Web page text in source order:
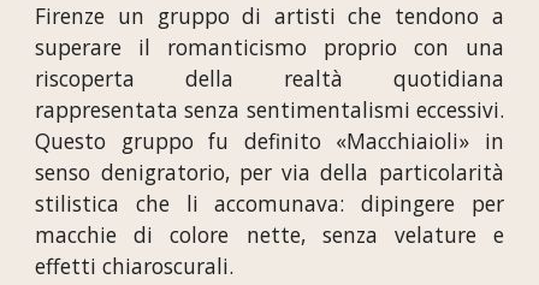
Firenze un gruppo di artisti che tendono a
superare il romanticismo proprio con una
riscoperta della realtà quotidiana
rappresentata senza sentimentalismi eccessivi.
Questo gruppo fu definito «Macchiaioli» in
senso denigratorio, per via della particolarità
stilistica che li accomunava: dipingere per
macchie di colore nette, senza velature e
effetti chiaroscurali.